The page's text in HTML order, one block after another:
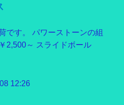
です。 パワーストーンの組
2,500～ スライドボール
12:26